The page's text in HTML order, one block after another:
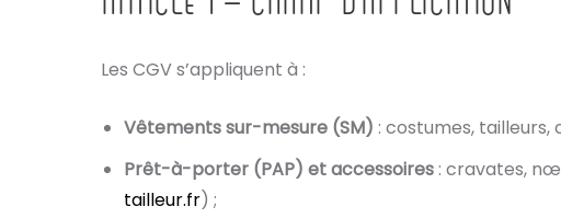
Les CGV s’appliquent à :
Vêtements sur-mesure (SM) : costumes,
Prêt-à-porter (PAP) et accessoires: cravates,
tailleur.fr) ;